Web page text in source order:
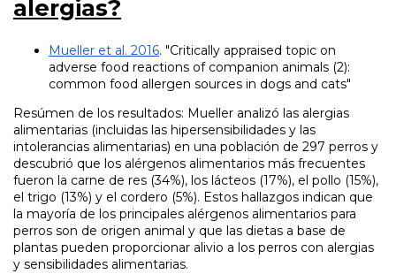
alergias?
Mueller et al. 2016. "Critically appraised topic on
adverse food reactions of companion animals (2):
common food allergen sources in dogs and cats"
Resúmen de los resultados: Mueller analizó las alergias
alimentarias (incluidas las hipersensibilidades y las
intolerancias alimentarias) en una población de 297 perros y
descubrió que los alérgenos alimentarios más frecuentes
fueron la carne de res (34%), los lácteos (17%), el pollo (15%),
el trigo (13%) y el cordero (5%). Estos hallazgos indican que
la mayoría de los principales alérgenos alimentarios para
perros son de origen animal y que las dietas a base de
plantas pueden proporcionar alivio a los perros con alergias
y sensibilidades alimentarias.